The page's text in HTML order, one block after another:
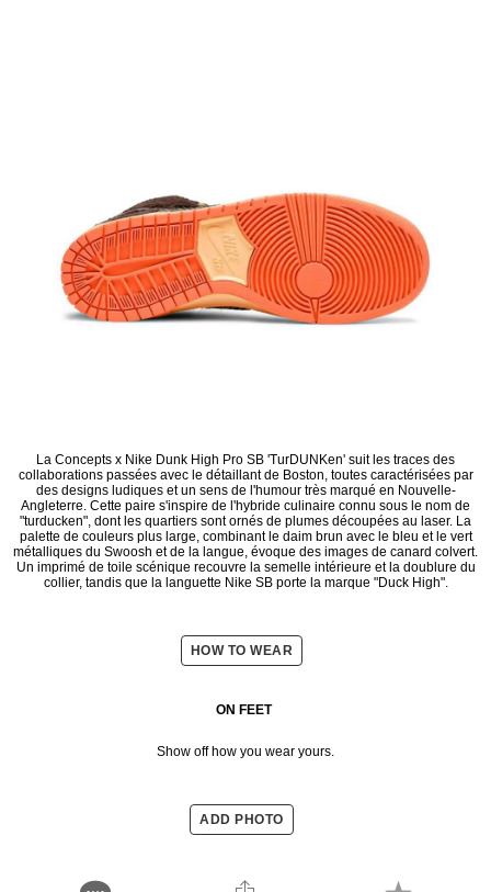
La Concepts x Nike Dunk High Pro SB 'TurDUNKen' suit les traces des
collaborations passées avec le détaillant de Boston, toutes caractérisées par
des designs ludiques et un sens de l'humour très marqué en Nouvelle-
Angleterre. Cette paire s'inspire de l'hybride culinaire connu sous le nom de
"turducken", dont les quartiers sont ornés de plumes découpées au laser. La
palette de couleurs plus large, combinant le daim brun avec le bleu et le vert
métalliques du Swoosh et de la langue, évoque des images de canard colvert.
Un imprimé de toile scénique recouvre la semelle intérieure et la doublure du
collier, tandis que la languette Nike SB porte la marque "Duck High".
HOW TO WEAR
ON FEET
Show off how you wear yours.
ADD PHOTO